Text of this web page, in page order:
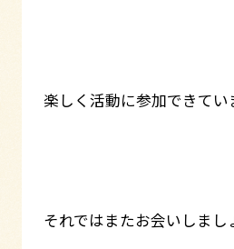
楽しく活動に参加できてい
それではまたお会いしまし